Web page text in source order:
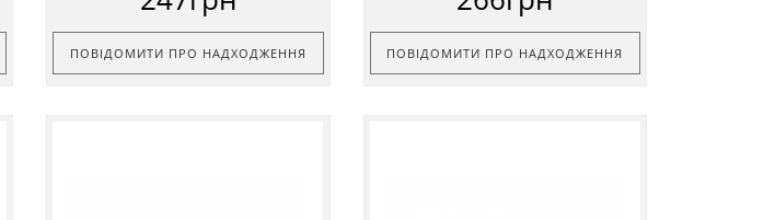
ПОВІДОМИТИ ПРО НАДХОДЖЕННЯ ПОВІДОМИТИ ПРО НАДХОДЖЕННЯ